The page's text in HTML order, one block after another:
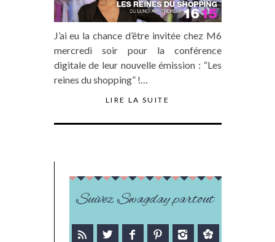
J’ai eu la chance d’être invitée chez M6
mercredi soir pour la conférence
digitale de leur nouvelle émission : “Les
reines du shopping” !…
LIRE LA SUITE
Suivez Swagday partout